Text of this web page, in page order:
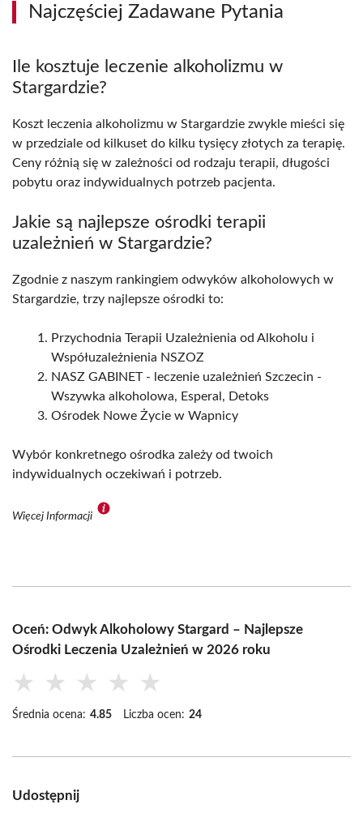
Najczęściej Zadawane Pytania
Ile kosztuje leczenie alkoholizmu w
Stargardzie?
Koszt leczenia alkoholizmu w Stargardzie zwykle mieści się
w przedziale od kilkuset do kilku tysięcy złotych za terapię.
Ceny różnią się w zależności od rodzaju terapii, długości
pobytu oraz indywidualnych potrzeb pacjenta.
Jakie są najlepsze ośrodki terapii
uzależnień w Stargardzie?
Zgodnie z naszym rankingiem odwyków alkoholowych w
Stargardzie, trzy najlepsze ośrodki to:
Przychodnia Terapii Uzależnienia od Alkoholu i
Współuzależnienia NSZOZ
NASZ GABINET - leczenie uzależnień Szczecin -
Wszywka alkoholowa, Esperal, Detoks
Ośrodek Nowe Życie w Wapnicy
Wybór konkretnego ośrodka zależy od twoich
indywidualnych oczekiwań i potrzeb.
Więcej Informacji
Oceń: Odwyk Alkoholowy Stargard – Najlepsze
Ośrodki Leczenia Uzależnień w 2026 roku
★ ★ ★ ★ ★
Średnia ocena: 4.85 Liczba ocen: 24
Udostępnij